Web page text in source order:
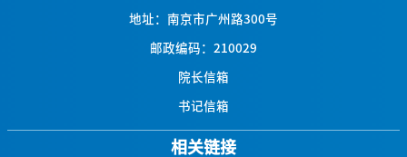
地址：南京市广州路300号
邮政编码：210029
院长信箱
书记信箱
相关链接